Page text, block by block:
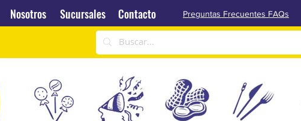
Sucursales Contacto Preguntas Frecuentes FAQs
Nosotros Sucursales Contacto